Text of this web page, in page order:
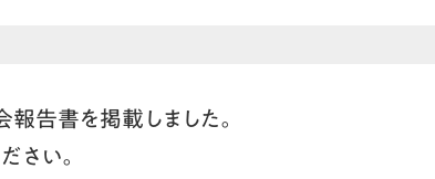
告書を掲載しました。
さい。